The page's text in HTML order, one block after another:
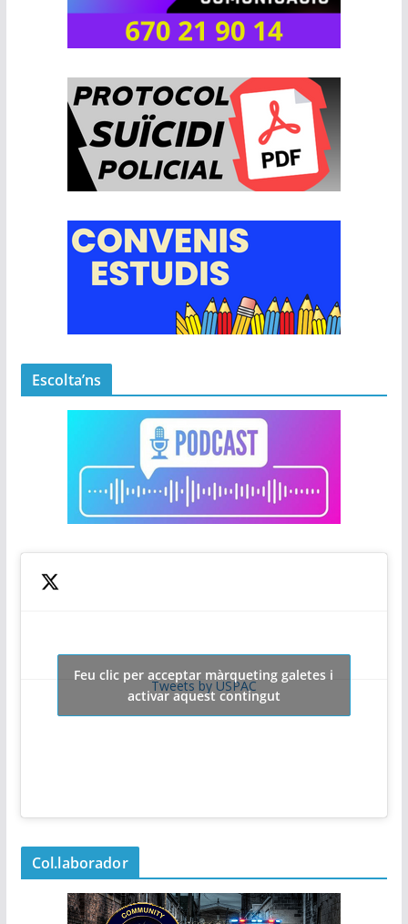
Escolta’ns
Tweets by USPAC
Feu clic per acceptar màrqueting galetes i
activar aquest contingut
Col.laborador